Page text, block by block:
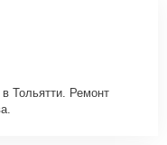
Тольятти. Ремонт